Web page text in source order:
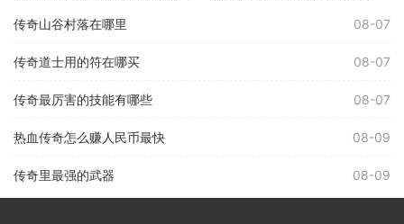
传奇山谷村落在哪里 08-07
传奇道士用的符在哪买 08-07
传奇最厉害的技能有哪些 08-07
热血传奇怎么赚人民币最快 08-09
传奇里最强的武器 08-09